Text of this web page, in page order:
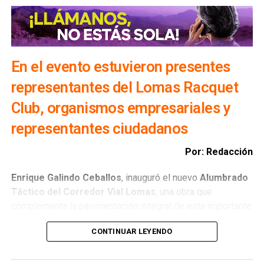
En el evento estuvieron presentes
representantes del Lomas Racquet
Club, organismos empresariales y
representantes ciudadanos
Por: Redacción
Enrique Galindo Ceballos, inauguró el nuevo Alumbrado
Táctico del Corredor Vial Lomas , una obra que
zona de la ciudad y da respuesta a una de las solicitudes
más sentidas de vecinas, vecinos, comerciantes y
CONTINUAR LEYENDO